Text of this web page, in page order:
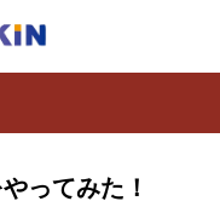
ってみた！